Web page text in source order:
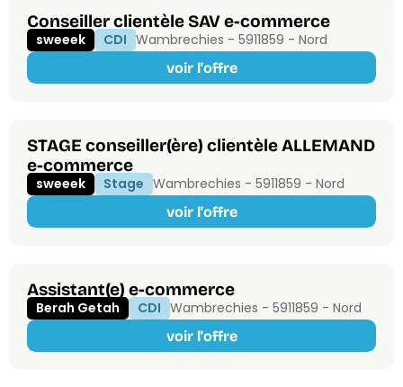
Conseiller clientèle SAV e-commerce
sweeek CDI Wambrechies - 5911859 - Nord
voir l'offre
STAGE conseiller(ère) clientèle ALLEMAND
e-commerce
sweeek Stage Wambrechies - 5911859 - Nord
voir l'offre
Assistant(e) e-commerce
Berah Getah CDI Wambrechies - 5911859 - Nord
voir l'offre